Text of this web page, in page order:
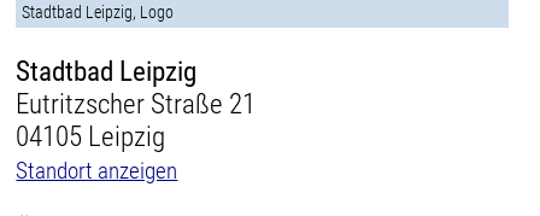
Stadtbad Leipzig, Logo
Stadtbad Leipzig
Eutritzscher Straße 21
04105 Leipzig
Standort anzeigen